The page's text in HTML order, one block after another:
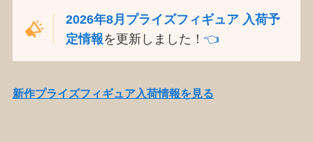
2026年8月プライズフィギュア 入荷予
定情報を更新しました！👈️
新作プライズフィギュア入荷情報を見る